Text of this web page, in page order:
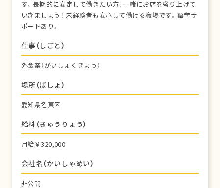
す。長期的に安定して働きたい方、一緒にお店を盛り上げて
いきましょう！ 未経験者も安心して働ける職場です。語学サ
ポートあり。
仕事（しごと）
外食業（がいしょくぎょう）
場所（ばしょ）
愛知県名東区
給料（きゅうりょう）
月給￥320,000
会社名（かいしゃめい）
非公開